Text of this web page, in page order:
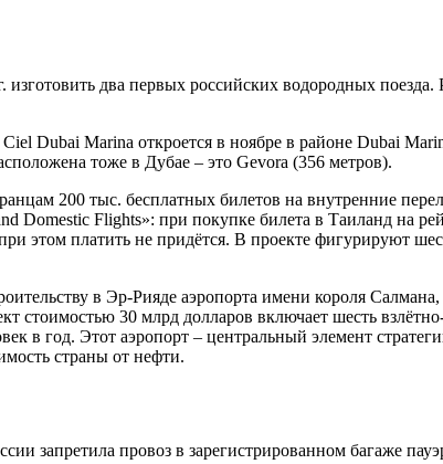
два первых российских водородных поезда.
Dubai Marina откроется в ноябре в районе Dubai
тоже в Дубае – это Gevora (356 метров).
200 тыс. бесплатных билетов на внутренние
Domestic Flights»: при покупке билета в Таиланд на
этом платить не придётся. В проекте фигурируют
в Эр-Рияде аэропорта имени короля
стоимостью 30 млрд долларов включает шесть
в год. Этот аэропорт – центральный элемент
страны от нефти.
запретила провоз в зарегистрированном багаже